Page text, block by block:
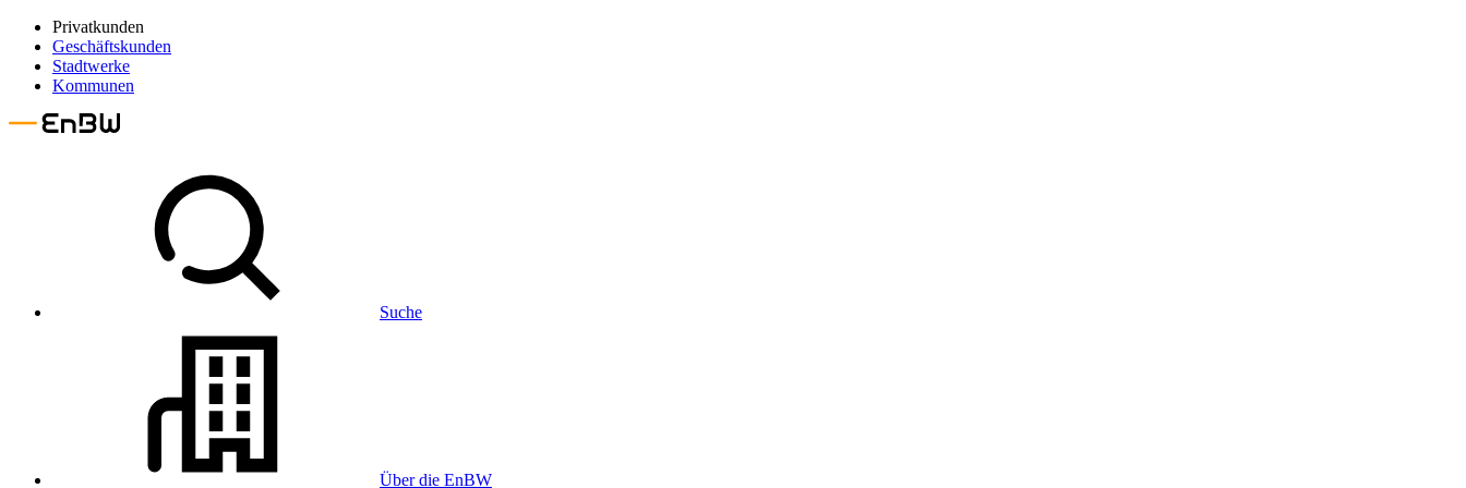
Privatkunden
Geschäftskunden
Stadtwerke
Kommunen
Suche
Über die EnBW